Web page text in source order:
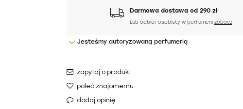
Darmowa dostawa od 290 zł
Lub odbiór osobisty w perfumerii zobacz
Jesteśmy autoryzowaną perfumerią
zapytaj o produkt
poleć znajomemu
dodaj opinię